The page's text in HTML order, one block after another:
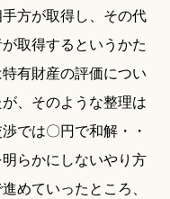
方が取得し、その代
取得するというかた
有財産の評価につい
、そのような整理は
では〇円で和解・・
らかにしないやり方
めていったところ、